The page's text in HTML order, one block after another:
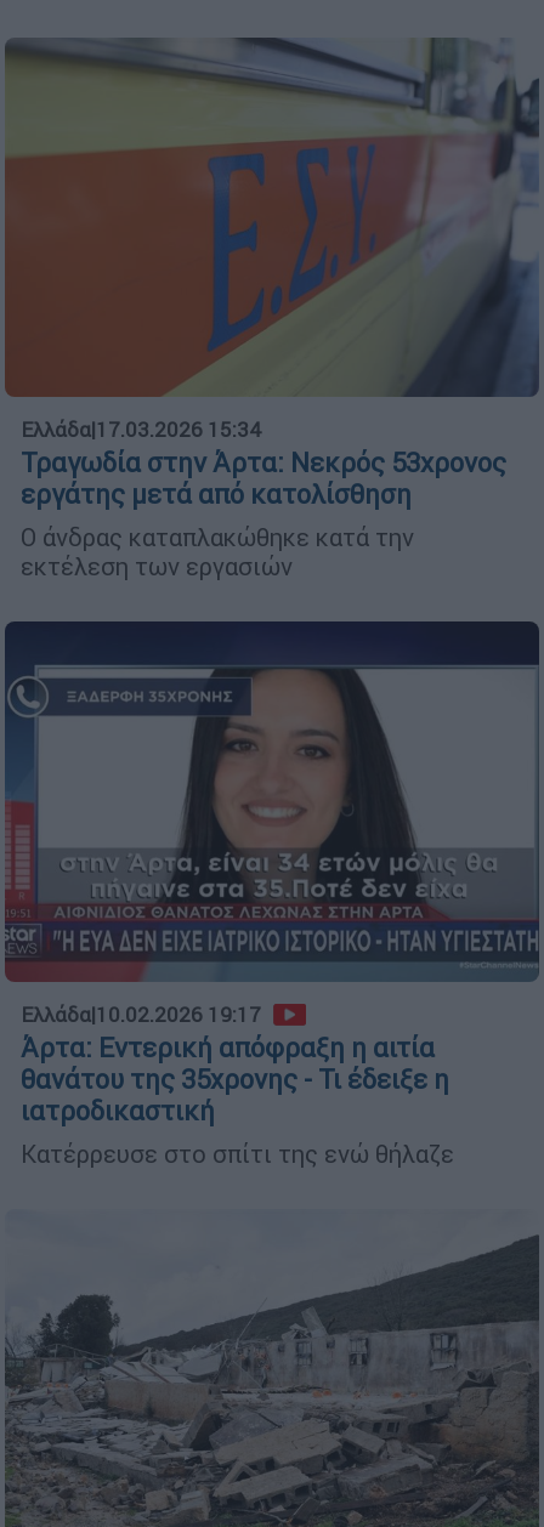
Ελλάδα|17.03.2026 15:34
Τραγωδία στην Άρτα: Νεκρός 53χρονος
εργάτης μετά από κατολίσθηση
Ο άνδρας καταπλακώθηκε κατά την
εκτέλεση των εργασιών
Ελλάδα|10.02.2026 19:17
Άρτα: Εντερική απόφραξη η αιτία
θανάτου της 35χρονης - Τι έδειξε η
ιατροδικαστική
Κατέρρευσε στο σπίτι της ενώ θήλαζε